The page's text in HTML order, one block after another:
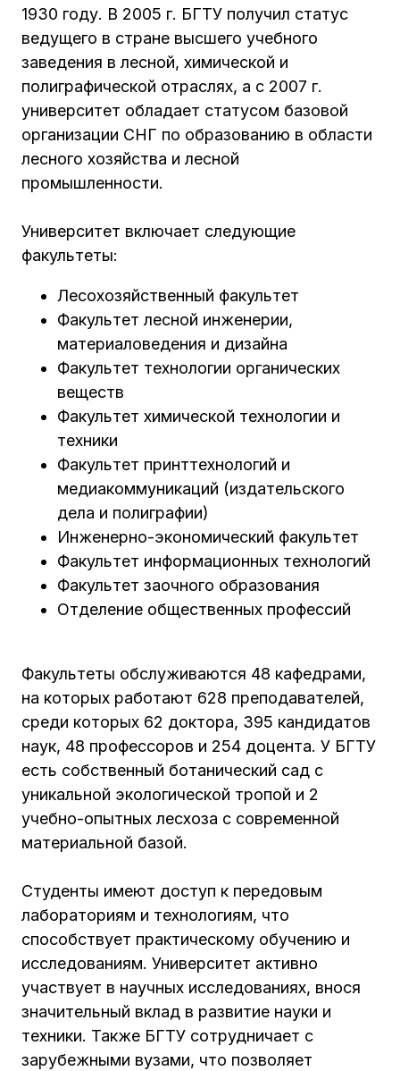
1930 году. В 2005 г. БГТУ получил статус
ведущего в стране высшего учебного
заведения в лесной, химической и
полиграфической отраслях, а c 2007 г.
университет обладает статусом базовой
организации СНГ по образованию в области
лесного хозяйства и лесной
промышленности.
Университет включает следующие
факультеты:
Лесохозяйственный факультет
Факультет лесной инженерии,
материаловедения и дизайна
Факультет технологии органических
веществ
Факультет химической технологии и
техники
Факультет принттехнологий и
медиакоммуникаций (издательского
дела и полиграфии)
Инженерно-экономический факультет
Факультет информационных технологий
Факультет заочного образования
Отделение общественных профессий
Факультеты обслуживаются 48 кафедрами,
на которых работают 628 преподавателей,
среди которых 62 доктора, 395 кандидатов
наук, 48 профессоров и 254 доцента. У БГТУ
есть собственный ботанический сад с
уникальной экологической тропой и 2
учебно-опытных лесхоза с современной
материальной базой.
Студенты имеют доступ к передовым
лабораториям и технологиям, что
способствует практическому обучению и
исследованиям. Университет активно
участвует в научных исследованиях, внося
значительный вклад в развитие науки и
техники. Также БГТУ сотрудничает с
зарубежными вузами, что позволяет